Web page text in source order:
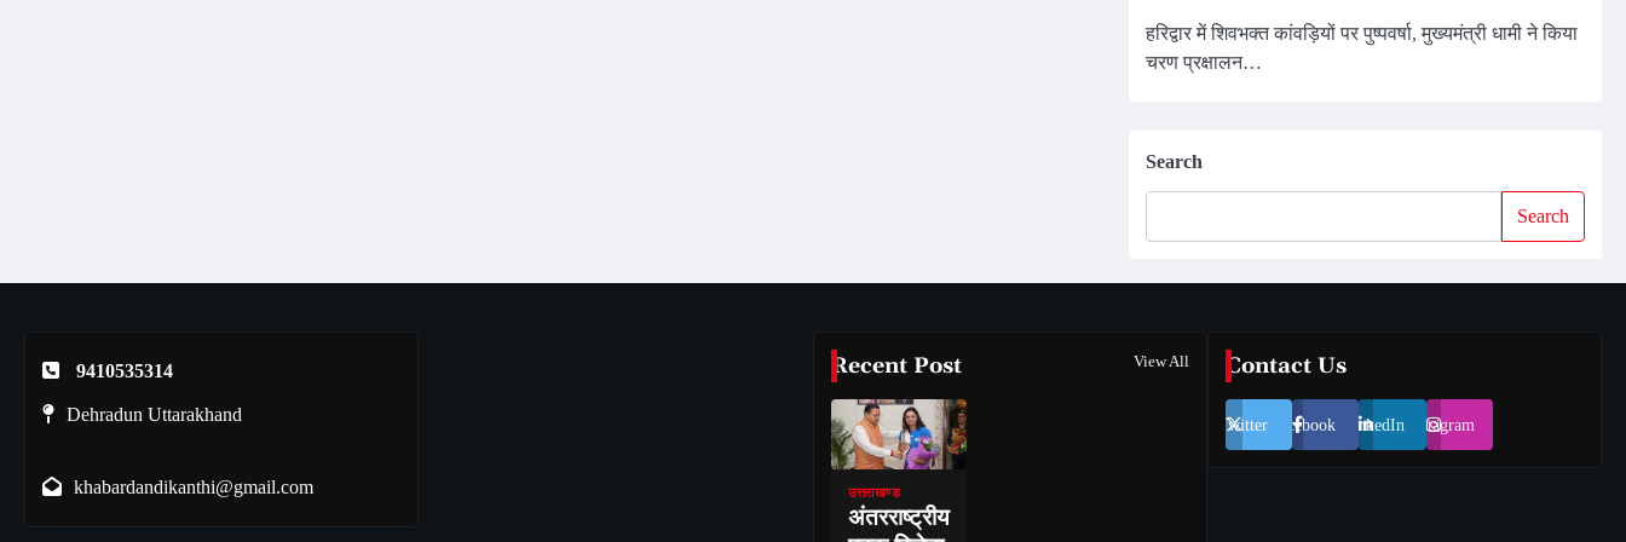
हरिद्वार में शिवभक्त कांवड़ियों पर पुष्पवर्षा, मुख्यमंत्री धामी ने किया
चरण प्रक्षालन…
Search
Search
9410535314
Dehradun Uttarakhand
khabardandikanthi@gmail.com
Recent Post View All
उत्तराखण्ड
अंतरराष्ट्रीय
Contact Us
Twitter Facebook LinkedIn Instagram